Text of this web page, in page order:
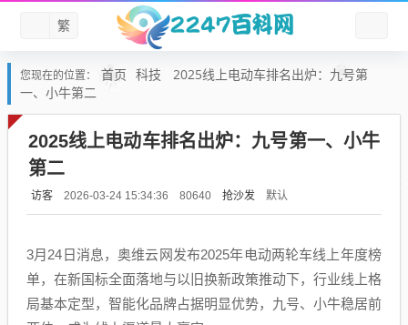
繁
您现在的位置： 首页 科技
2025线上电动车排名出炉：九号第
一、小牛第二
2025线上电动车排名出炉：九号第一、小牛
第二
访客 2026-03-24 15:34:36 80640 抢沙发 默认
3月24日消息，奥维云网发布2025年电动两轮车线上年度榜
单，在新国标全面落地与以旧换新政策推动下，行业线上格
局基本定型，智能化品牌占据明显优势，九号、小牛稳居前